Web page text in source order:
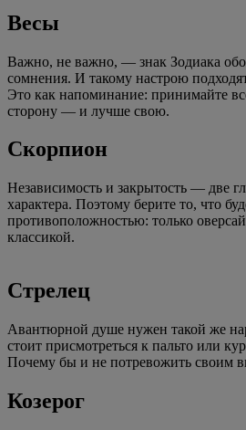
Весы
Важно, не важно, — знак Зодиака
сомнения. И такому настрою
Это как напоминание: принимайте
сторону — и лучше свою.
Скорпион
Независимость и закрытость — две
характера. Поэтому берите то, что
противоположностью: только
классикой.
Стрелец
Авантюрной душе нужен такой же
стоит присмотреться к пальто или
Почему бы и не потревожить своим
Козерог